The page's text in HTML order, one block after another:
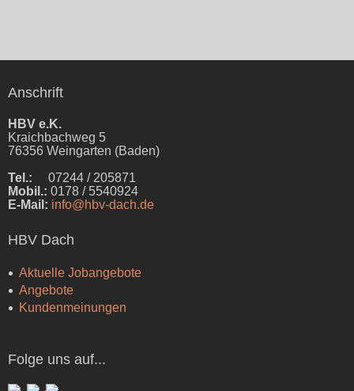
Anschrift
HBV e.K.
Kraichbachweg 5
76356 Weingarten (Baden)
Tel.: 07244 / 205871
Mobil.: 0178 / 5540924
E-Mail: info@hbv-dach.de
HBV Dach
Aktuelle Jobangebote
Angebote
Kundenmeinungen
Folge uns auf...